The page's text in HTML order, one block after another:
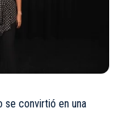
se convirtió en una